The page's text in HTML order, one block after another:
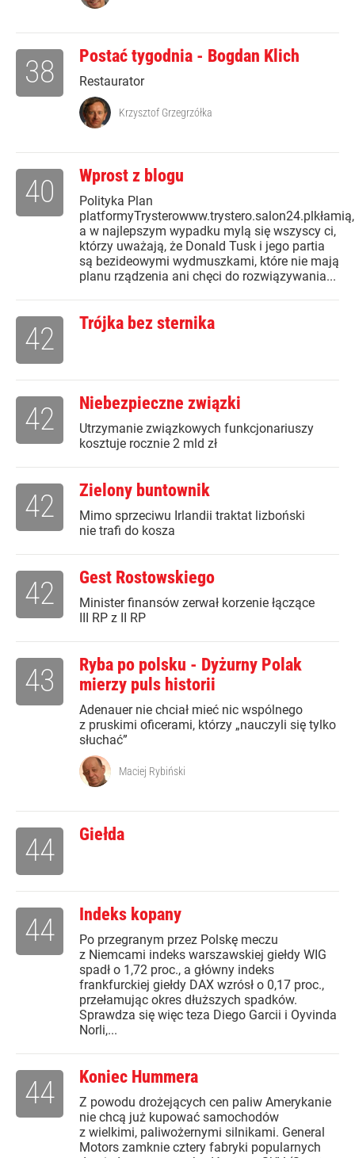
Postać tygodnia - Bogdan Klich
Restaurator
38
Krzysztof Grzegrzółka
Wprost z blogu
Polityka Plan
platformyTrysterowww.trystero.salon24.plkłamią,
a w najlepszym wypadku mylą się wszyscy ci,
którzy uważają, że Donald Tusk i jego partia
są bezideowymi wydmuszkami, które nie mają
planu rządzenia ani chęci do rozwiązywania...
40
Trójka bez sternika
42
Niebezpieczne związki
Utrzymanie związkowych funkcjonariuszy
kosztuje rocznie 2 mld zł
42
Zielony buntownik
Mimo sprzeciwu Irlandii traktat lizboński
nie trafi do kosza
42
Gest Rostowskiego
Minister finansów zerwał korzenie łączące
III RP z II RP
42
Ryba po polsku - Dyżurny Polak
mierzy puls historii
Adenauer nie chciał mieć nic wspólnego
z pruskimi oficerami, którzy „nauczyli się tylko
słuchać”
43
Maciej Rybiński
Giełda
44
Indeks kopany
Po przegranym przez Polskę meczu
z Niemcami indeks warszawskiej giełdy WIG
spadł o 1,72 proc., a główny indeks
frankfurckiej giełdy DAX wzrósł o 0,17 proc.,
przełamując okres dłuższych spadków.
Sprawdza się więc teza Diego Garcii i Oyvinda
Norli,...
44
Koniec Hummera
Z powodu drożejących cen paliw Amerykanie
nie chcą już kupować samochodów
z wielkimi, paliwożernymi silnikami. General
Motors zamknie cztery fabryki popularnych
44